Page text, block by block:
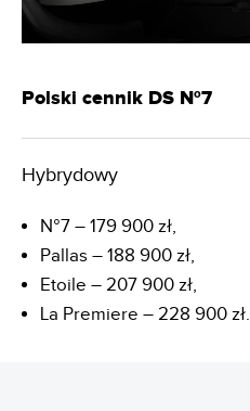
Polski cennik DS Nº7
Hybrydowy
N°7 – 179 900 zł,
Pallas – 188 900 zł,
Etoile – 207 900 zł,
La Premiere – 228 900 zł.